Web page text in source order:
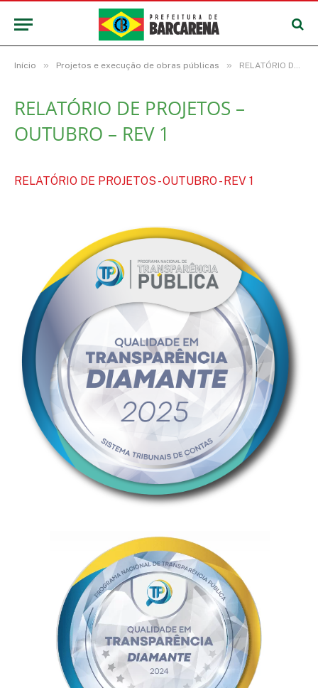
Início » Projetos e execução de obras públicas » RELATÓRIO DE PROJETOS – OUTUBRO – REV 1
RELATÓRIO DE PROJETOS –
OUTUBRO – REV 1
RELATÓRIO DE PROJETOS - OUTUBRO - REV 1